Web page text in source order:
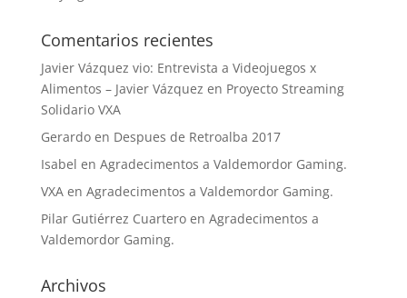
Comentarios recientes
Javier Vázquez vio: Entrevista a Videojuegos x
Alimentos – Javier Vázquez en Proyecto Streaming
Solidario VXA
Gerardoen Despues de Retroalba 2017
Isabel en Agradecimentos a Valdemordor Gaming.
VXAen Agradecimentos a Valdemordor Gaming.
Pilar Gutiérrez Cuarteroen Agradecimentos a
Valdemordor Gaming.
Archivos